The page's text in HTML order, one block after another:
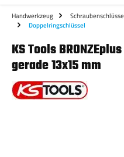
Handwerkzeug
Doppelringschlüssel
KS Tools
gerade 13x15 mm